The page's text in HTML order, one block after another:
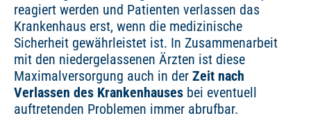
reagiert werden und Patienten verlassen das
Krankenhaus erst, wenn die medizinische
Sicherheit gewährleistet ist. In Zusammenarbeit
mit den niedergelassenen Ärzten ist diese
Maximalversorgung auch in der Zeit nach
Verlassen des Krankenhauses bei eventuell
auftretenden Problemen immer abrufbar.